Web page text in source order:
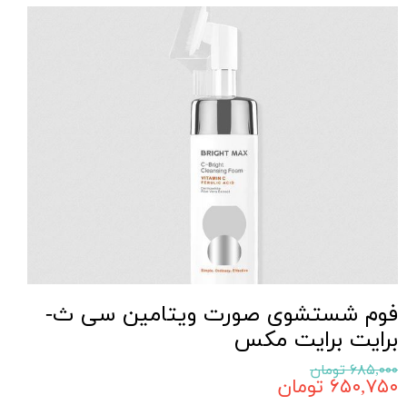
فوم شستشوی صورت ویتامین سی ث-
برایت برایت مکس
۶۸۵,۰۰۰ تومان
۶۵۰,۷۵۰ تومان